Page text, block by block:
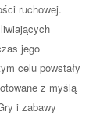
ruchowej.
jego
celu powstały
z myślą
i zabawy